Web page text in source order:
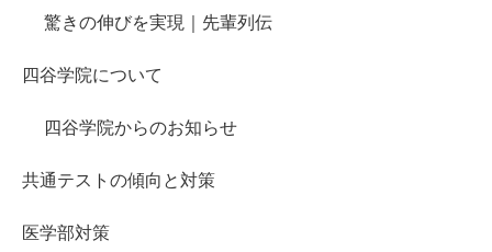
驚きの伸びを実現｜先輩列伝
四谷学院について
四谷学院からのお知らせ
共通テストの傾向と対策
医学部対策